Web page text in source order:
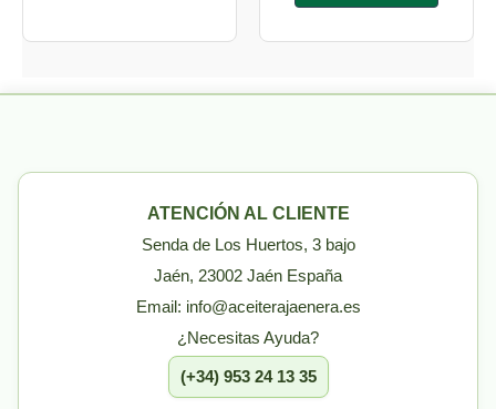
ATENCIÓN AL CLIENTE
Senda de Los Huertos, 3 bajo
Jaén, 23002 Jaén España
Email: info@aceiterajaenera.es
¿Necesitas Ayuda?
(+34) 953 24 13 35